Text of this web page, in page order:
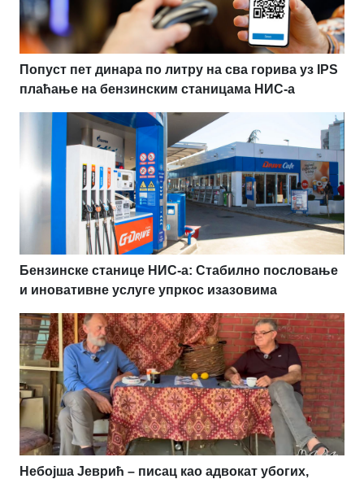
Попуст пет динара по литру на сва горива уз IPS
плаћање на бензинским станицама НИС-а
Бензинске станице НИС-а: Стабилно пословање
и иновативне услуге упркос изазовима
Небојша Јеврић – писац као адвокат убогих,